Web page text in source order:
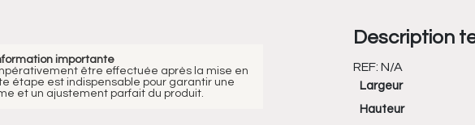
importante
être effectuée après la mise en
étape est indispensable pour garantir une
et un ajustement parfait du produit.
Description
REF: N/A
Largeur
Hauteur